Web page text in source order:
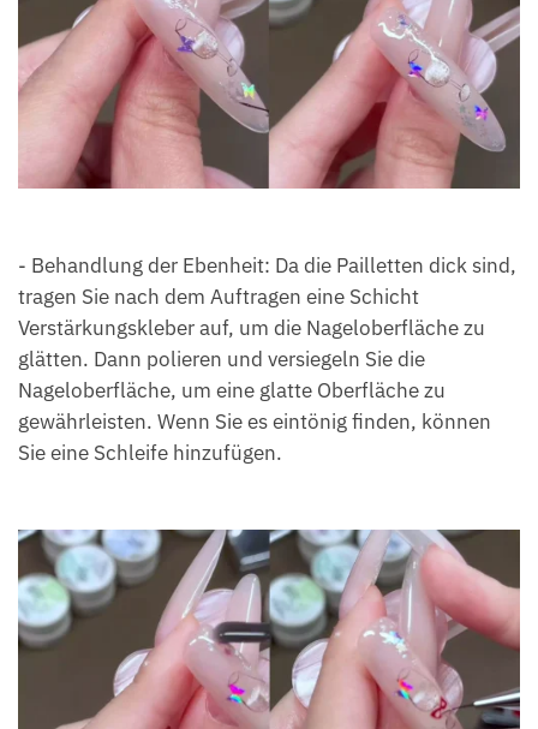
- Behandlung der Ebenheit: Da die Pailletten dick sind,
tragen Sie nach dem Auftragen eine Schicht
Verstärkungskleber auf, um die Nageloberfläche zu
glätten. Dann polieren und versiegeln Sie die
Nageloberfläche, um eine glatte Oberfläche zu
gewährleisten. Wenn Sie es eintönig finden, können
Sie eine Schleife hinzufügen.